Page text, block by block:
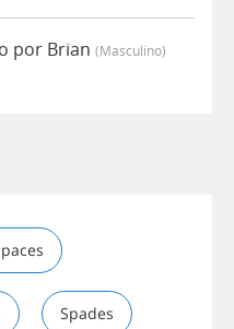
por Brian (masculino)
Spades